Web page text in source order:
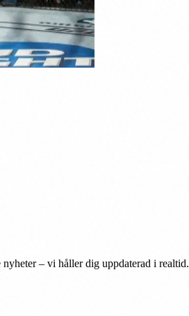
– vi håller dig uppdaterad i realtid.